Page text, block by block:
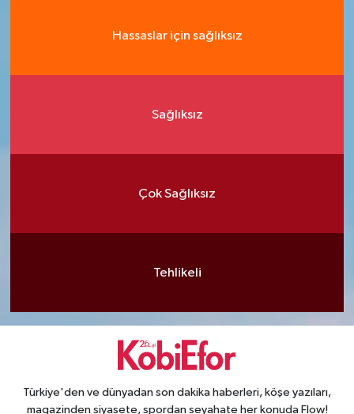
Hassaslar için sağlıksız
Sağlıksız
Çok Sağlıksız
Tehlikeli
Türkiye'den ve dünyadan son dakika haberleri, köşe yazıları,
magazinden siyasete, spordan seyahate her konuda Flow!